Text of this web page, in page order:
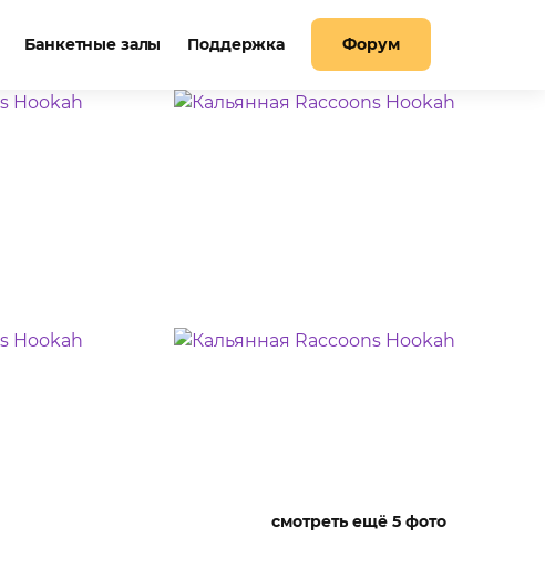
Банкетные залы Поддержка Форум
смотреть ещё 5 фото